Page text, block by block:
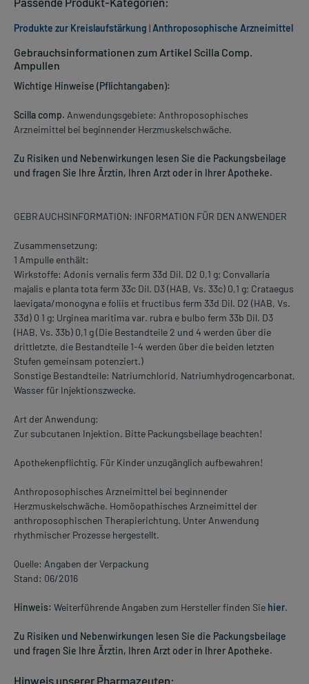
Gebrauchsinformationen zum Artikel Scilla Comp.
Ampullen
Wichtige Hinweise (Pflichtangaben):
Scilla comp. Anwendungsgebiete: Anthroposophisches
Arzneimittel bei beginnender Herzmuskelschwäche.
Zu Risiken und Nebenwirkungen lesen Sie die Packungsbeilage
und fragen Sie Ihre Ärztin, Ihren Arzt oder in Ihrer Apotheke.
GEBRAUCHSINFORMATION: INFORMATION FÜR DEN ANWENDER
Zusammensetzung:
1 Ampulle enthält:
Wirkstoffe: Adonis vernalis ferm 33d Dil. D2 0,1 g; Convallaria
majalis e planta tota ferm 33c Dil. D3 (HAB, Vs. 33c) 0,1 g; Crataegus
laevigata/monogyna e foliis et fructibus ferm 33d Dil. D2 (HAB, Vs.
33d) 0 1 g; Urginea maritima var. rubra e bulbo ferm 33b Dil. D3
(HAB, Vs. 33b) 0,1 g (Die Bestandteile 2 und 4 werden über die
drittletzte, die Bestandteile 1-4 werden über die beiden letzten
Stufen gemeinsam potenziert.)
Sonstige Bestandteile: Natriumchlorid, Natriumhydrogencarbonat,
Wasser für Injektionszwecke.
Art der Anwendung:
Zur subcutanen Injektion. Bitte Packungsbeilage beachten!
Apothekenpflichtig. Für Kinder unzugänglich aufbewahren!
Anthroposophisches Arzneimittel bei beginnender
Herzmuskelschwäche. Homöopathisches Arzneimittel der
anthroposophischen Therapierichtung. Unter Anwendung
rhythmischer Prozesse hergestellt.
Quelle: Angaben der Verpackung
Stand: 06/2016
Hinweis: Weiterführende Angaben zum Hersteller finden Sie hier.
Zu Risiken und Nebenwirkungen lesen Sie die Packungsbeilage
und fragen Sie Ihre Ärztin, Ihren Arzt oder in Ihrer Apotheke.
Hinweis unserer Pharmazeuten:
Produkte zur Kreislaufstärkung |Anthroposophische Arzneimittel